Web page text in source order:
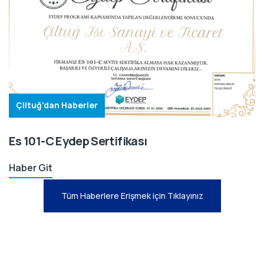
Çiltuğ'dan Haberler
Es 101-C Eydep Sertifikası
Haber Git
Tüm Haberlere Erişmek için Tıklayınız